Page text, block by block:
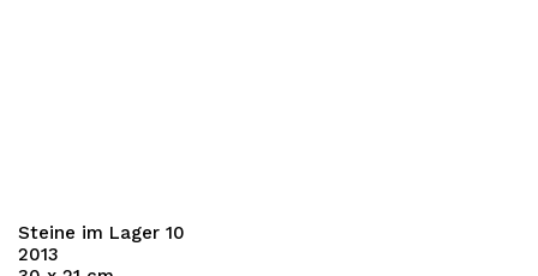
Steine im Lager 10
2013